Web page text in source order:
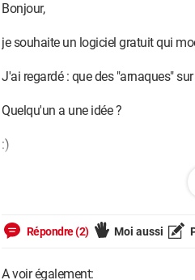
Bonjour,
je souhaite un logiciel gratuit qui
J'ai regardé : que des "arnaques"
Quelqu'un a une idée ?
:)
Windows / Chrome 126.0.0.0
Répondre (2) Moi aussi
A voir également: